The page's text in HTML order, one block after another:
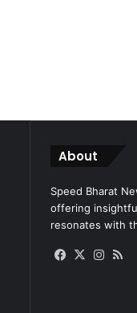
About
Speed Bharat
offering
resonates with
Facebook
X